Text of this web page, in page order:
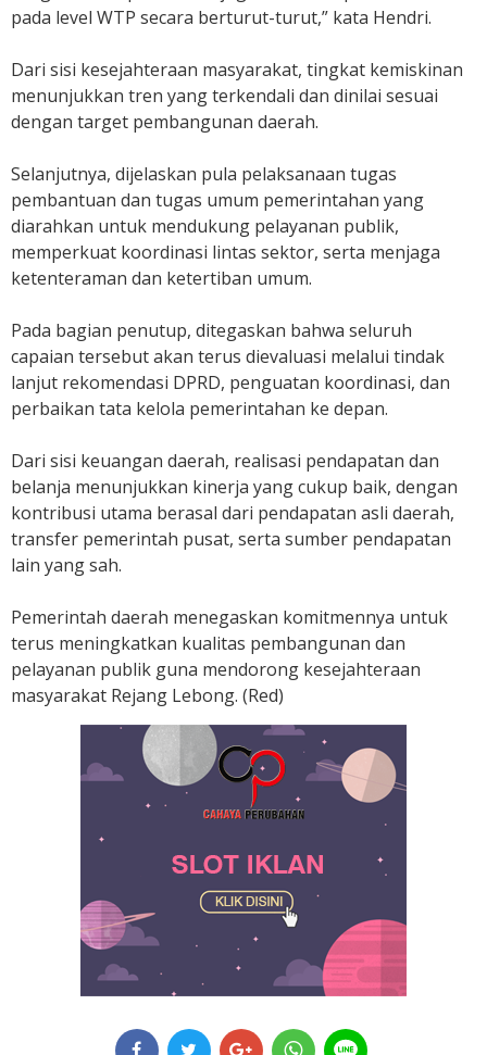
pada level WTP secara berturut-turut,” kata Hendri.
Dari sisi kesejahteraan masyarakat, tingkat kemiskinan
menunjukkan tren yang terkendali dan dinilai sesuai
dengan target pembangunan daerah.
Selanjutnya, dijelaskan pula pelaksanaan tugas
pembantuan dan tugas umum pemerintahan yang
diarahkan untuk mendukung pelayanan publik,
memperkuat koordinasi lintas sektor, serta menjaga
ketenteraman dan ketertiban umum.
Pada bagian penutup, ditegaskan bahwa seluruh
capaian tersebut akan terus dievaluasi melalui tindak
lanjut rekomendasi DPRD, penguatan koordinasi, dan
perbaikan tata kelola pemerintahan ke depan.
Dari sisi keuangan daerah, realisasi pendapatan dan
belanja menunjukkan kinerja yang cukup baik, dengan
kontribusi utama berasal dari pendapatan asli daerah,
transfer pemerintah pusat, serta sumber pendapatan
lain yang sah.
Pemerintah daerah menegaskan komitmennya untuk
terus meningkatkan kualitas pembangunan dan
pelayanan publik guna mendorong kesejahteraan
masyarakat Rejang Lebong. (Red)